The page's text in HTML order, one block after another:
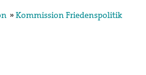
»Kommission Friedenspolitik